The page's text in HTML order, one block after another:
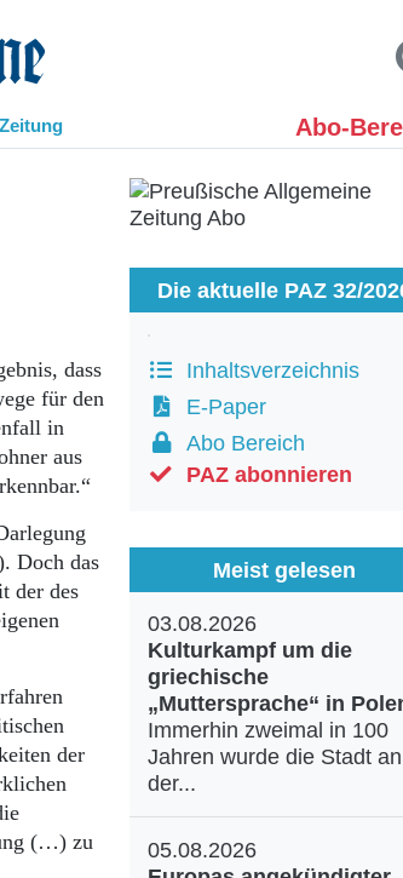
Abo-
Kontakt
dass
für den
in
aus
Doch das
der des
der
(…) zu
Die aktuelle PAZ 32/
Inhaltsverzeichnis
E-Paper
Abo Bereich
PAZ abonnieren
Meist gelesen
03.08.2026
Kulturkampf um die
griechische
„Muttersprache“ in
Immerhin zweimal in 100
Jahren wurde die Stadt an
der...
05.08.2026